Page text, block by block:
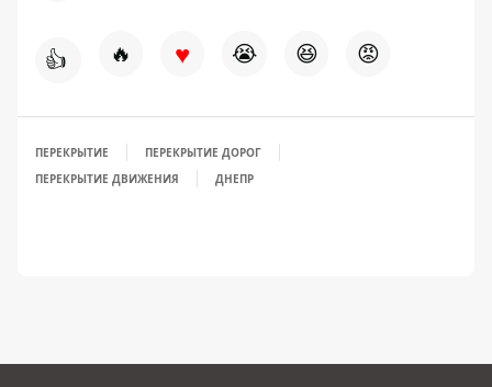
👍 🔥 ♥ 😭 😆 😡
ПЕРЕКРЫТИЕ
ПЕРЕКРЫТИЕ ДОРОГ
ПЕРЕКРЫТИЕ ДВИЖЕНИЯ
ДНЕПР